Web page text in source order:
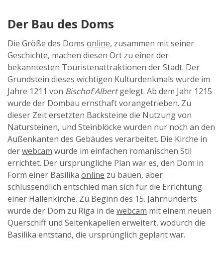
Der Bau des Doms
Die Größe des Doms online, zusammen mit seiner
Geschichte, machen diesen Ort zu einer der
bekanntesten Touristenattraktionen der Stadt. Der
Grundstein dieses wichtigen Kulturdenkmals wurde im
Jahre 1211 von Bischof Albertgelegt. Ab dem Jahr 1215
wurde der Dombau ernsthaft vorangetrieben. Zu
dieser Zeit ersetzten Backsteine die Nutzung von
Natursteinen, und Steinblöcke wurden nur noch an den
Außenkanten des Gebäudes verarbeitet. Die Kirche in
derwebcam wurde im einfachen romanischen Stil
errichtet. Der ursprüngliche Plan war es, den Dom in
Form einer Basilika online zu bauen, aber
schlussendlich entschied man sich für die Errichtung
einer Hallenkirche. Zu Beginn des 15. Jahrhunderts
wurde der Dom zu Riga in de webcam mit einem neuen
Querschiff und Seitenkapellen erweitert, wodurch die
Basilika entstand, die ursprünglich geplant war.